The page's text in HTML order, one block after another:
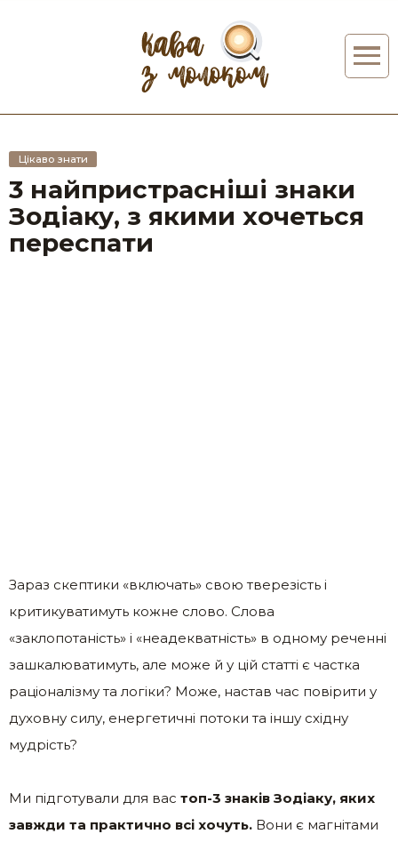
Цікаво знати
3 найпристрасніші знаки
Зодіаку, з якими хочеться
переспати
Зараз скептики «включать» свою тверезість і
критикуватимуть кожне слово. Слова
«заклопотаність» і «неадекватність» в одному реченні
зашкалюватимуть, але може й у цій статті є частка
раціоналізму та логіки? Може, настав час повірити у
духовну силу, енергетичні потоки та іншу східну
мудрість?
Ми підготували для вас топ-3 знаків Зодіаку, яких
завжди та практично всі хочуть. Вони є магнітами